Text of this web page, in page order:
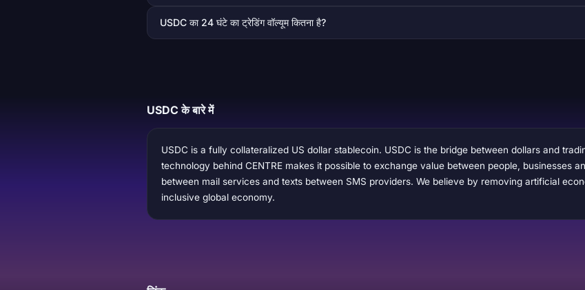
USDC का 24 घंटे का ट्रेडिंग वॉल्यूम कितना है?
USDC के बारे में
USDC is a fully collateralized US dollar stablecoin. USDC is the bridge between dollars and
technology behind CENTRE makes it possible to exchange value between people, businesses
between mail services and texts between SMS providers. We believe by removing artificial
inclusive global economy.